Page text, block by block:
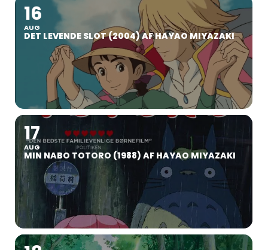
16
AUG
DET LEVENDE SLOT (2004) AF HAYAO MIYAZAKI
17
AUG
MIN NABO TOTORO (1988) AF HAYAO MIYAZAKI